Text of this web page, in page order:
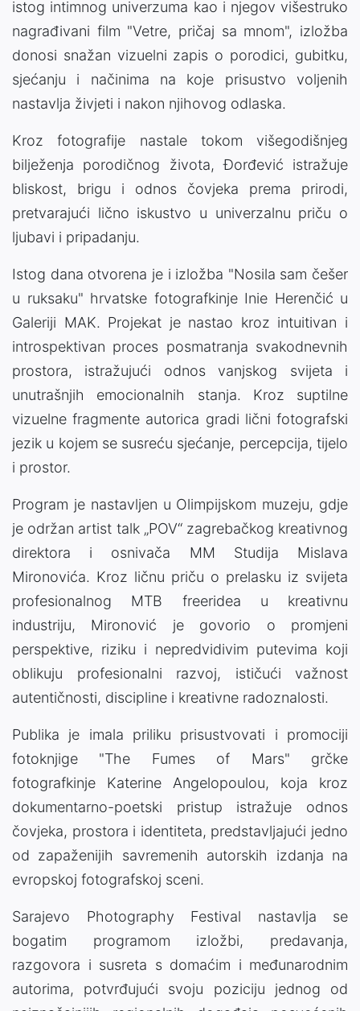
istog intimnog univerzuma kao i njegov višestruko
nagrađivani film "Vetre, pričaj sa mnom", izložba
donosi snažan vizuelni zapis o porodici, gubitku,
sjećanju i načinima na koje prisustvo voljenih
nastavlja živjeti i nakon njihovog odlaska.
Kroz fotografije nastale tokom višegodišnjeg
bilježenja porodičnog života, Đorđević istražuje
bliskost, brigu i odnos čovjeka prema prirodi,
pretvarajući lično iskustvo u univerzalnu priču o
ljubavi i pripadanju.
Istog dana otvorena je i izložba "Nosila sam češer
u ruksaku" hrvatske fotografkinje Inie Herenčić u
Galeriji MAK. Projekat je nastao kroz intuitivan i
introspektivan proces posmatranja svakodnevnih
prostora, istražujući odnos vanjskog svijeta i
unutrašnjih emocionalnih stanja. Kroz suptilne
vizuelne fragmente autorica gradi lični fotografski
jezik u kojem se susreću sjećanje, percepcija, tijelo
i prostor.
Program je nastavljen u Olimpijskom muzeju, gdje
je održan artist talk „POV“ zagrebačkog kreativnog
direktora i osnivača MM Studija Mislava
Mironovića. Kroz ličnu priču o prelasku iz svijeta
profesionalnog MTB freeridea u kreativnu
industriju, Mironović je govorio o promjeni
perspektive, riziku i nepredvidivim putevima koji
oblikuju profesionalni razvoj, ističući važnost
autentičnosti, discipline i kreativne radoznalosti.
Publika je imala priliku prisustvovati i promociji
fotoknjige "The Fumes of Mars" grčke
fotografkinje Katerine Angelopoulou, koja kroz
dokumentarno-poetski pristup istražuje odnos
čovjeka, prostora i identiteta, predstavljajući jedno
od zapaženijih savremenih autorskih izdanja na
evropskoj fotografskoj sceni.
Sarajevo Photography Festival nastavlja se
bogatim programom izložbi, predavanja,
razgovora i susreta s domaćim i međunarodnim
autorima, potvrđujući svoju poziciju jednog od